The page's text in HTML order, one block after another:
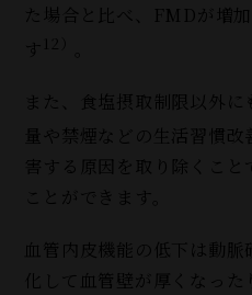
た場合と比べ、FMDが増
す 12）
また、食塩摂取制限以外
量や禁煙などの生活習慣改
害する原因を取り除くこ
ことができます。
血管内皮機能の低下は動
化して血管壁が厚くなった